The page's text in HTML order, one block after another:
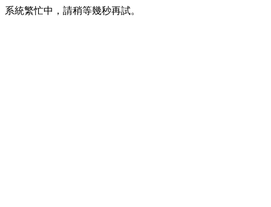
系統繁忙中，請稍等幾秒再試。